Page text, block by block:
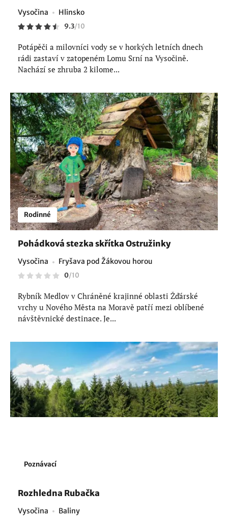
Vysočina Hlinsko
9.3/10
Potápěči a milovníci vody se v horkých letních dnech
rádi zastaví v zatopeném Lomu Srní na Vysočině.
Nachází se zhruba 2 kilome...
Rodinné
Pohádková stezka skřítka Ostružinky
Vysočina Fryšava pod Žákovou horou
0/10
Rybník Medlov v Chráněné krajinné oblasti Žďárské
vrchy u Nového Města na Moravě patří mezi oblíbené
návštěvnické destinace. Je...
Poznávací
Rozhledna Rubačka
Vysočina Baliny